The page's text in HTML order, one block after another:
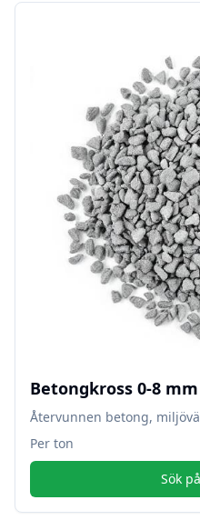
Betongkross 0-8 mm
Återvunnen betong,
Per ton
Sök